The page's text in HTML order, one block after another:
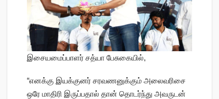
இசையமைப்பாளர் சத்யா பேசுகையில்,
“எனக்கு இயக்குனர் சரவணனுக்கும் அலைவரிசை
ஒரே மாதிரி இருப்பதால் தான் தொடர்ந்து அவருடன்